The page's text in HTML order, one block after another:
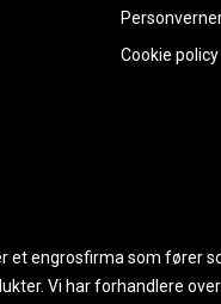
Cookie policy
et engrosfirma som fører
Vi har forhandlere